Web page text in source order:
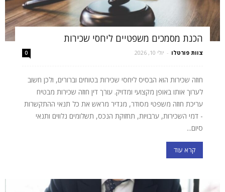
הכנת מסמכים משפטיים ליחסי שכירות
צוות פורטלו - יולי 10, 2026 0
חוזה שכירות הוא הבסיס ליחסי שכירות בטוחים וברורים, ולכן חשוב
לערוך אותו באופן מקצועי ומדויק. עורך דין חוזה שכירות מבטיח
עריכת חוזה משפטי מסודר, מגדיר מראש את כל תנאי ההתקשרות
- דמי השכירות, ערבויות, תחזוקת הנכס, תשלומים נלווים ותנאי
סיום...
קרא עוד